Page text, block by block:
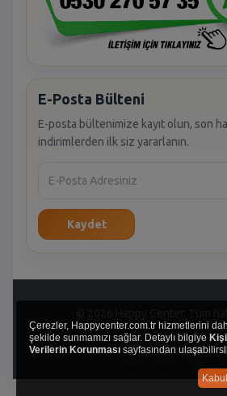
E-Posta Bülteni
E-posta bültenimize kayıt olun, son
indirimlerden ilk siz yararlanın.
Kaydet
© 2026 Happy Center. Tüm
Çerezler, Happycenter.com.tr hizmetlerini
şekilde sunmamızı sağlar. Detaylı bilgiye
Verilerin Korunması sayfasından